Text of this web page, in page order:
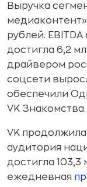
Выручка
рублей.
достигла 6,2
драйвером
соцсети
обеспечили
VK Знакомства.
VK
аудитория
достигла 103,3
ежедневная